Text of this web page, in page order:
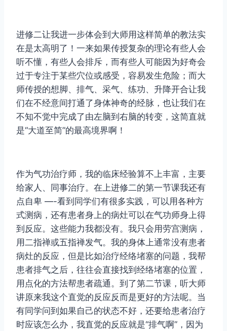
进修二让我进一步体会到大师用这样简单的教法实
在是太高明了！一来如果传授复杂的理论有些人会
听不懂，有些人会排斥，而有些人可能因为好奇会
过于专注于某些穴位或感受，容易发生危险；而大
师传授的想脚、排气、采气、练功、升降开合让我
们在不经意间打通了身体神奇的经脉，也让我们在
不知不觉中完成了由左脑到右脑的转变，这简直就
是“大道至简”的最高境界啊！
作为气功治疗师，我的临床经验算不上丰富，主要
给家人、同事治疗。在上进修二的第一节课我还有
点自卑 —-看到同学们有很多实践，可以用各种方
式测病，还有患者身上的病灶可以在气功师身上得
到反应。这些能力我都没有。我只会用劳宫测病，
用二指禅或五指禅发气。我的身体上通常没有患者
病灶的反应，但是比如治疗经络堵塞的问题，我帮
患者排气之后，往往会直接找到经络堵塞的位置，
用点化的方法帮患者疏通。到了第二节课，听大师
讲原来我这个直觉的反应反而是更好的方法呢。当
有同学问到如果自己的状态不好，还要给患者治疗
时应该怎么办，我直觉的反应就是“排气啊”，因为